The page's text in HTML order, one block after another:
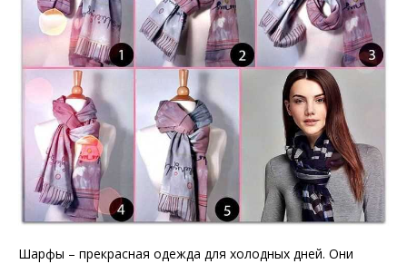
Шарфы – прекрасная одежда для холодных дней. Они